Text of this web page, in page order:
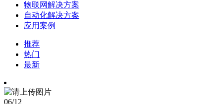
物联网解决方案
自动化解决方案
应用案例
推荐
热门
最新
06/12